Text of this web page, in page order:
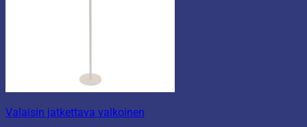
Valaisin jatkettava valkoinen